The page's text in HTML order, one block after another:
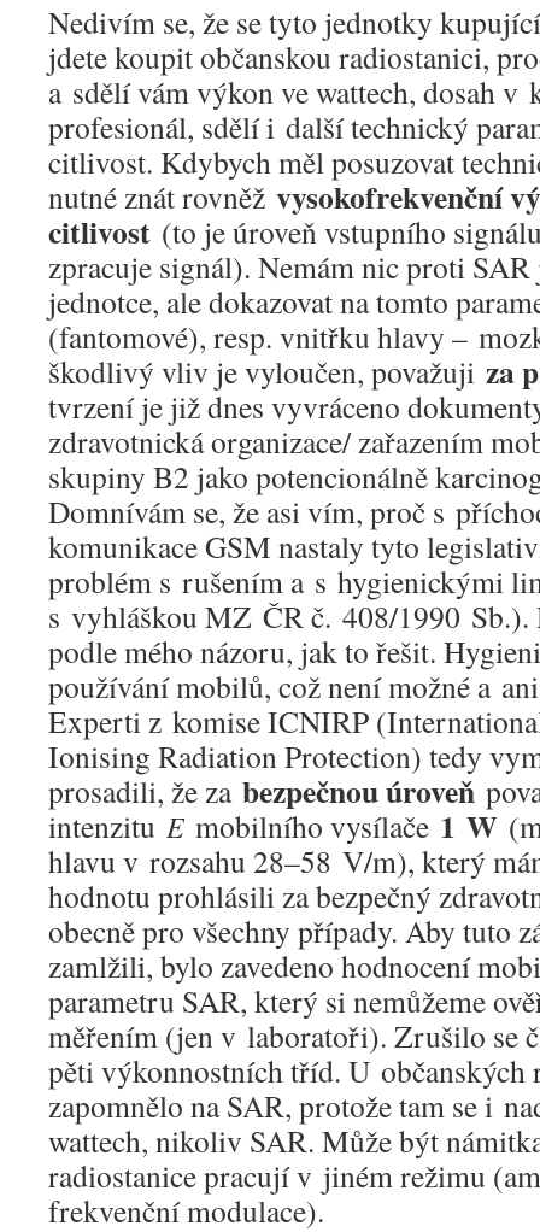
Nedivím se, že se tyto jednotky
jdete koupit občanskou radiostanici,
a sdělí vám výkon ve wattech, dosah
profesionál, sdělí i další technický
citlivost. Kdybych měl posuzovat
nutné znát rovněž vysokofrekvenční
citlivost (to je úroveň vstupního
zpracuje signál). Nemám nic proti
jednotce, ale dokazovat na tomto
(fantomové), resp. vnitřku hlavy –
škodlivý vliv je vyloučen, považuji za
tvrzení je již dnes vyvráceno
zdravotnická organizace/ zařazením
skupiny B2 jako potencionálně
Domnívám se, že asi vím, proč s
komunikace GSM nastaly tyto
problém s rušením a s hygienickými
s vyhláškou MZ ČR č. 408/1990 Sb.).
podle mého názoru, jak to řešit.
používání mobilů, což není možné a
Experti z komise ICNIRP
Ionising Radiation Protection) tedy
prosadili, že za bezpečnou úroveň
intenzitu E mobilního vysílače 1 W
hlavu v rozsahu 28–58 V/m), který
hodnotu prohlásili za bezpečný
obecně pro všechny případy. Aby tuto
zamlžili, bylo zavedeno hodnocení
parametru SAR, který si nemůžeme
měřením (jen v laboratoři). Zrušilo se
pěti výkonnostních tříd. U občanských
zapomnělo na SAR, protože tam se i
wattech, nikoliv SAR. Může být
radiostanice pracují v jiném režimu
frekvenční modulace).